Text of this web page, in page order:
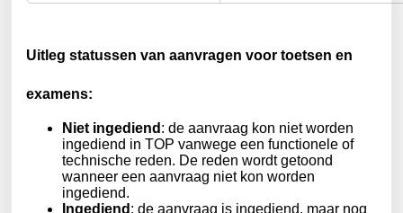
Uitleg statussen van aanvragen voor toetsen en
examens:
Niet ingediend : de aanvraag kon niet worden
ingediend in TOP vanwege een functionele of
technische reden. De reden wordt getoond
wanneer een aanvraag niet kon worden
ingediend.
Ingediend : de aanvraag is ingediend, maar nog